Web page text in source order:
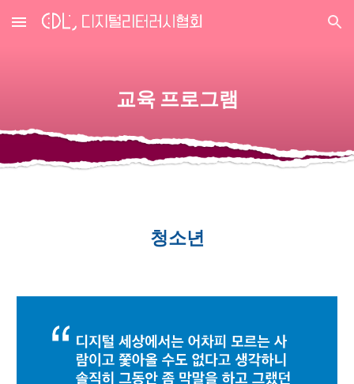
Skip to main content Skip to navigation
교육 프로그램
청소년